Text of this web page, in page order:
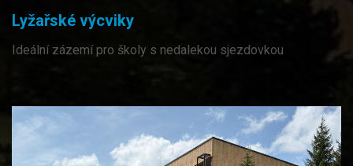
Lyžařské výcviky
Ideální zázemí pro školy s nedalekou sjezdovkou